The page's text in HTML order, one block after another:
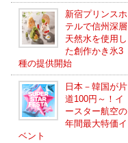
新宿プリンスホ
テルで信州深層
天然水を使用し
た創作かき氷3
種の提供開始
日本－韓国が片
道100円～！イ
ースター航空の
年間最大特価イ
ベント